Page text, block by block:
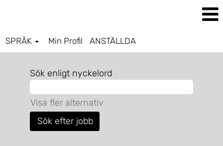
SPRÅK Min Profil ANSTÄLLDA
Sök enligt nyckelord
Visa fler alternativ